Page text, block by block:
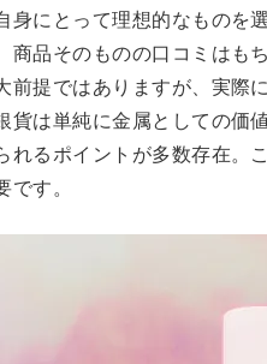
身にとって理想的なものを
商品そのものの口コミはも
前提ではありますが、実際
貨は単純に金属としての価
れるポイントが多数存在。
です。